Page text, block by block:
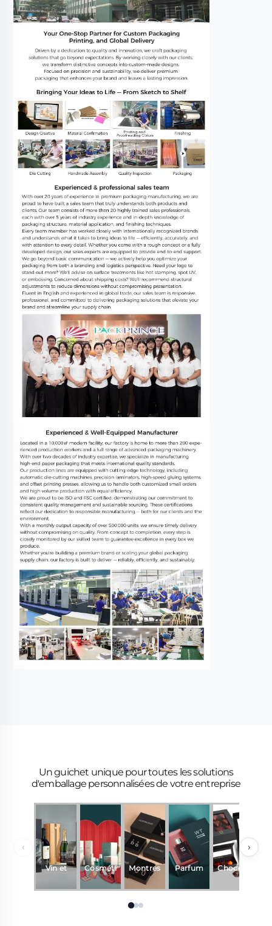
Un guichet unique pour toutes les solutions
d'emballage personnalisées de votre entreprise
‹
Vin et
boisson
Cosméti
ques
Montres
& Bijoux
Parfum
et
Chocola
t
›